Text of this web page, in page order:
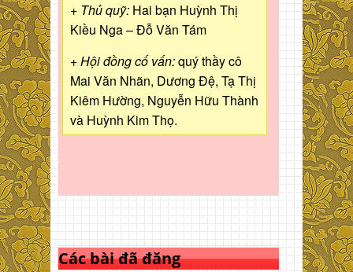
+ Thủ quỹ: Hai bạn Huỳnh Thị
Kiều Nga – Đỗ Văn Tám
+ Hội đồng cố vấn:quý thầy cô
Mai Văn Nhãn, Dương Đệ, Tạ Thị
Kiêm Hường, Nguyễn Hữu Thành
và Huỳnh Kim Thọ.
Các bài đã đăng